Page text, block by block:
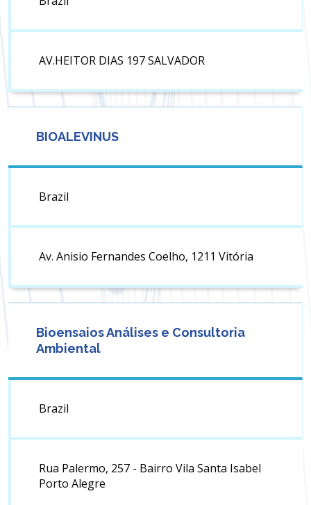
AV.HEITOR DIAS 197 SALVADOR
BIOALEVINUS
Brazil
Av. Anisio Fernandes Coelho, 1211 Vitória
Bioensaios Análises e Consultoria
Ambiental
Brazil
Rua Palermo, 257 - Bairro Vila Santa Isabel
Porto Alegre